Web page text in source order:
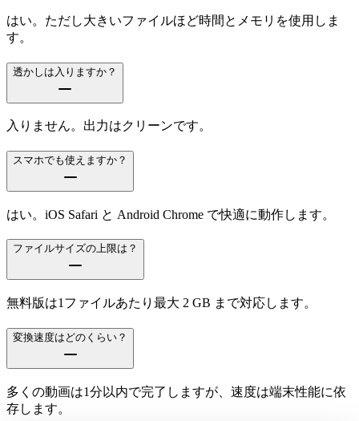
はい。ただし大きいファイルほど時間とメモリを使用しま
す。
透かしは入りますか？
入りません。出力はクリーンです。
スマホでも使えますか？
はい。iOS Safari と Android Chrome で快適に動作します。
ファイルサイズの上限は？
無料版は1ファイルあたり最大 2 GB まで対応します。
変換速度はどのくらい？
多くの動画は1分以内で完了しますが、速度は端末性能に依
存します。